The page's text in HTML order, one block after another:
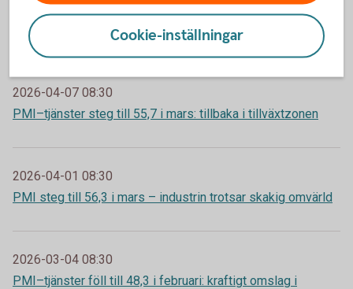
PMI steg till 57,2 i april – fortsatt tillväxt trots osäker
omvärld
2026-04-07 08:30
PMI–tjänster steg till 55,7 i mars: tillbaka i tillväxtzonen
2026-04-01 08:30
PMI steg till 56,3 i mars – industrin trotsar skakig omvärld
2026-03-04 08:30
PMI–tjänster föll till 48,3 i februari: kraftigt omslag i
Cookie-inställningar